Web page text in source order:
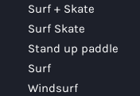
Surf + Skate
Surf Skate
Stand up paddle
Surf
Windsurf